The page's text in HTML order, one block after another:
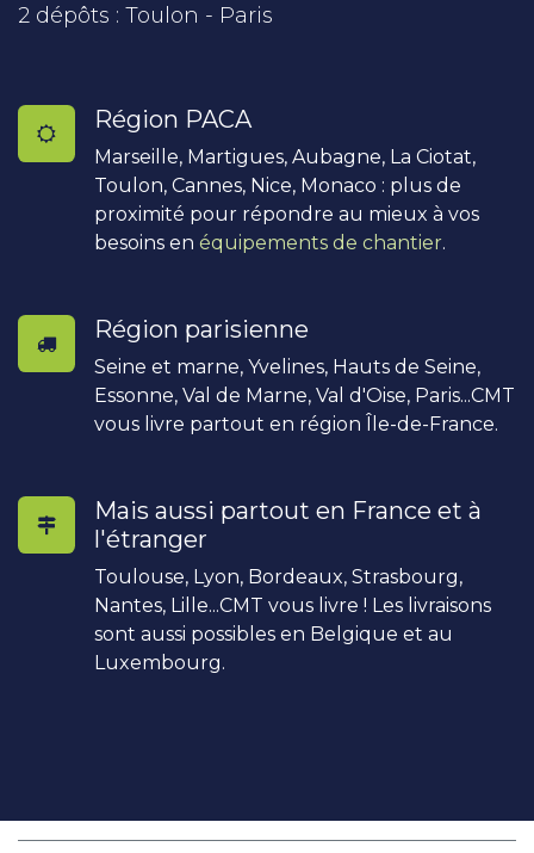
2 dépôts : Toulon - Paris
Région PACA
Marseille, Martigues, Aubagne, La Ciotat,
Toulon, Cannes, Nice, Monaco : plus de
proximité pour répondre au mieux à vos
besoins en équipements de chantier.
Région parisienne
Seine et marne, Yvelines, Hauts de Seine,
Essonne, Val de Marne, Val d'Oise, Paris...CMT
vous livre partout en région Île-de-France.
Mais aussi partout en France et à
l'étranger
Toulouse, Lyon, Bordeaux, Strasbourg,
Nantes, Lille...CMT vous livre ! Les livraisons
sont aussi possibles en Belgique et au
Luxembourg.